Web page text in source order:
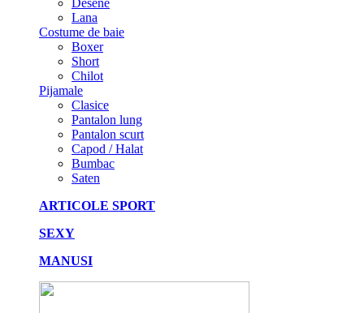
Desene
Lana
Costume de baie
Boxer
Short
Chilot
Pijamale
Clasice
Pantalon lung
Pantalon scurt
Capod / Halat
Bumbac
Saten
ARTICOLE SPORT
SEXY
MANUSI